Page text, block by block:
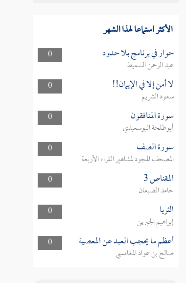
الأكثر استماعا لهذا الشهر
0 حوار في برنامج بلا حدود
عبد الرحمن السميط
0
لا أمن إلا في الإيمان!!
سعود الشريم
0
سورة المنافقون
أبوطلحة البوسعيدي
0
سورة الصف
المصحف المجود لمشاهير القراء الأربعة
0
المقناص 3
حامد الضبعان
0
الثريا
إبراهيم الجبرين
0
أعظم ما يحجب العبد عن المعصية
صالح بن عواد المغامسي